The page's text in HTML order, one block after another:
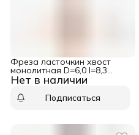
Нет в наличии
Фреза ласточкин хвост
монолитная D=6,0 I=8,3
S=6,0 L=60,0 CMT 718.060.11
Подписаться